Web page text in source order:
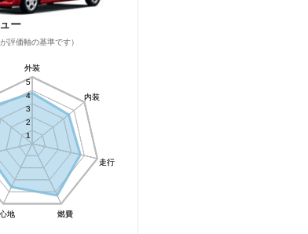
ー
評価軸の基準です）
外装
内装
走行
燃費
地
1
2
3
4
5
外装
内装
走行
燃費
地
1
2
3
4
5